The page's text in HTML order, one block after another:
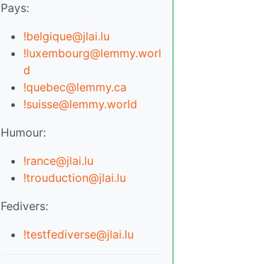
Pays:
!belgique@jlai.lu
!luxembourg@lemmy.worl
d
!quebec@lemmy.ca
!suisse@lemmy.world
Humour:
!rance@jlai.lu
!trouduction@jlai.lu
Fedivers:
!testfediverse@jlai.lu